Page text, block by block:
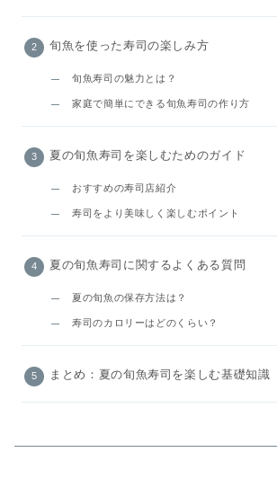
旬魚を使った寿司の楽しみ方
旬魚寿司の魅力とは？
家庭で簡単にできる旬魚寿司の作り方
夏の旬魚寿司を楽しむためのガイド
おすすめの寿司店紹介
寿司をより美味しく楽しむポイント
夏の旬魚寿司に関するよくある質問
夏の旬魚の保存方法は？
寿司のカロリーはどのくらい？
まとめ：夏の旬魚寿司を楽しむ基礎知識